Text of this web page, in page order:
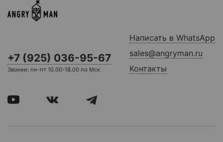
+7 (925) 036-95-67
Звонки: пн-пт 10.00-18.00 по Мск
Написать в WhatsApp
sales@angryman.ru
Контакты